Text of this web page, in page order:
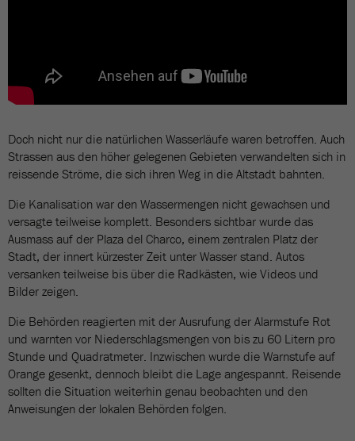
Doch nicht nur die natürlichen Wasserläufe waren betroffen. Auch
Strassen aus den höher gelegenen Gebieten verwandelten sich in
reissende Ströme, die sich ihren Weg in die Altstadt bahnten.
Die Kanalisation war den Wassermengen nicht gewachsen und
versagte teilweise komplett. Besonders sichtbar wurde das
Ausmass auf der Plaza del Charco, einem zentralen Platz der
Stadt, der innert kürzester Zeit unter Wasser stand. Autos
versanken teilweise bis über die Radkästen, wie Videos und
Bilder zeigen.
Die Behörden reagierten mit der Ausrufung der Alarmstufe Rot
und warnten vor Niederschlagsmengen von bis zu 60 Litern pro
Stunde und Quadratmeter. Inzwischen wurde die Warnstufe auf
Orange gesenkt, dennoch bleibt die Lage angespannt. Reisende
sollten die Situation weiterhin genau beobachten und den
Anweisungen der lokalen Behörden folgen.